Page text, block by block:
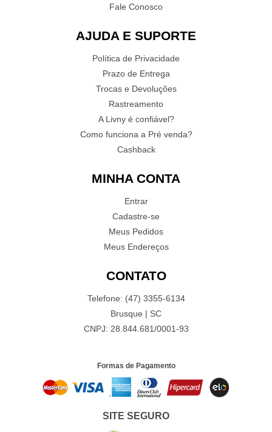
Fale Conosco
AJUDA E SUPORTE
Política de Privacidade
Prazo de Entrega
Trocas e Devoluções
Rastreamento
A Livny é confiável?
Como funciona a Pré venda?
Cashback
MINHA CONTA
Entrar
Cadastre-se
Meus Pedidos
Meus Endereços
CONTATO
Telefone: (47) 3355-6134
Brusque | SC
CNPJ: 28.844.681/0001-93
Formas de Pagamento
SITE SEGURO